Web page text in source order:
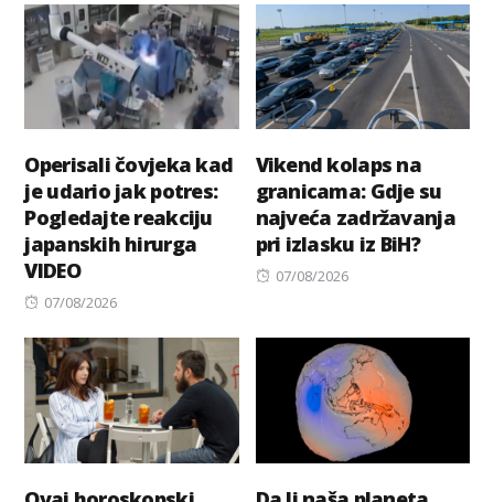
Operisali čovjeka kad
je udario jak potres:
Pogledajte reakciju
japanskih hirurga
VIDEO
Posted
07/08/2026
Vikend kolaps na
granicama: Gdje su
najveća zadržavanja
pri izlasku iz BiH?
Posted
07/08/2026